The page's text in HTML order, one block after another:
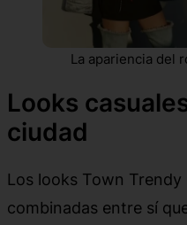
La apariencia del
Looks
ciudad
Los looks Town Trendy
combinadas entre sí